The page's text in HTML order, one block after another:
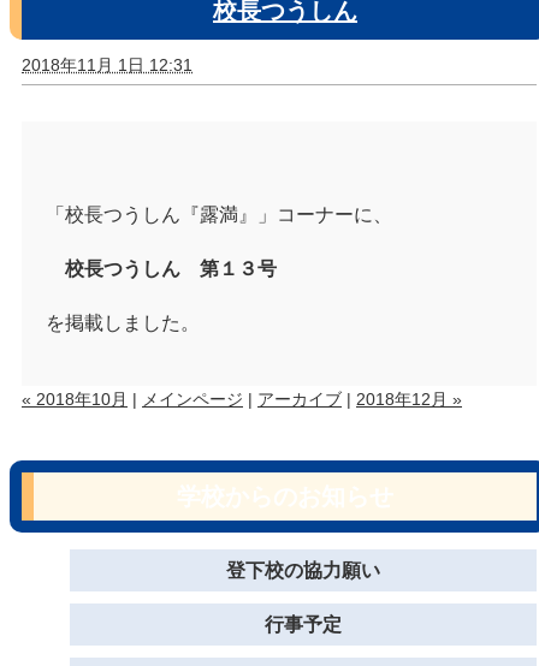
校長つうしん
2018年11月 1日 12:31
「校長つうしん『露満』」コーナーに、
校長つうしん 第１３号
を掲載しました。
« 2018年10月 | メインページ | アーカイブ | 2018年12月 »
登下校の協力願い
行事予定